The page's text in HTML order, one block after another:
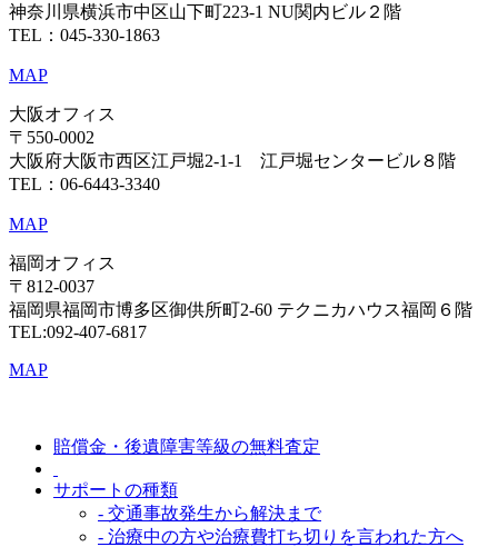
神奈川県横浜市中区山下町223-1 NU関内ビル２階
TEL：045-330-1863
MAP
大阪オフィス
〒550-0002
大阪府大阪市西区江戸堀2-1-1 江戸堀センタービル８階
TEL：06-6443-3340
MAP
福岡オフィス
〒812-0037
福岡県福岡市博多区御供所町2-60 テクニカハウス福岡６階
TEL:092-407-6817
MAP
賠償金・後遺障害等級の無料査定
サポートの種類
- 交通事故発生から解決まで
- 治療中の方や治療費打ち切りを言われた方へ